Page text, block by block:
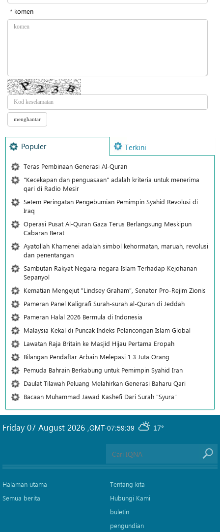
* komen
Populer Terkini
Teras Pembinaan Generasi Al-Quran
"Kecekapan dan penguasaan" adalah kriteria untuk menerima
qari di Radio Mesir
Setem Peringatan Pengebumian Pemimpin Syahid Revolusi di
Iraq
Operasi Pusat Al-Quran Gaza Terus Berlangsung Meskipun
Cabaran Berat
Ayatollah Khamenei adalah simbol kehormatan, maruah, revolusi
dan penentangan
Sambutan Rakyat Negara-negara Islam Terhadap Kejohanan
Sepanyol
Kematian Mengejut "Lindsey Graham", Senator Pro-Rejim Zionis
Pameran Panel Kaligrafi Surah-surah al-Quran di Jeddah
Pameran Halal 2026 Bermula di Indonesia
Malaysia Kekal di Puncak Indeks Pelancongan Islam Global
Lawatan Raja Britain ke Masjid Hijau Pertama Eropah
Bilangan Pendaftar Arbain Melepasi 1.3 Juta Orang
Pemuda Bahrain Berkabung untuk Pemimpin Syahid Iran
Daulat Tilawah Peluang Melahirkan Generasi Baharu Qari
Bacaan Muhammad Jawad Kashefi Dari Surah "Syura"
GMT-07:59:39 17°
Friday 07 August 2026 ,
Halaman utama
Semua berita
Tentang kita
Hubungi Kami
buletin
pengundian